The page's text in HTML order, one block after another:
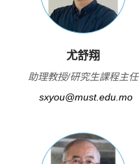
尤舒翔
助理教授/研究生課程主任
sxyou@must.edu.mo